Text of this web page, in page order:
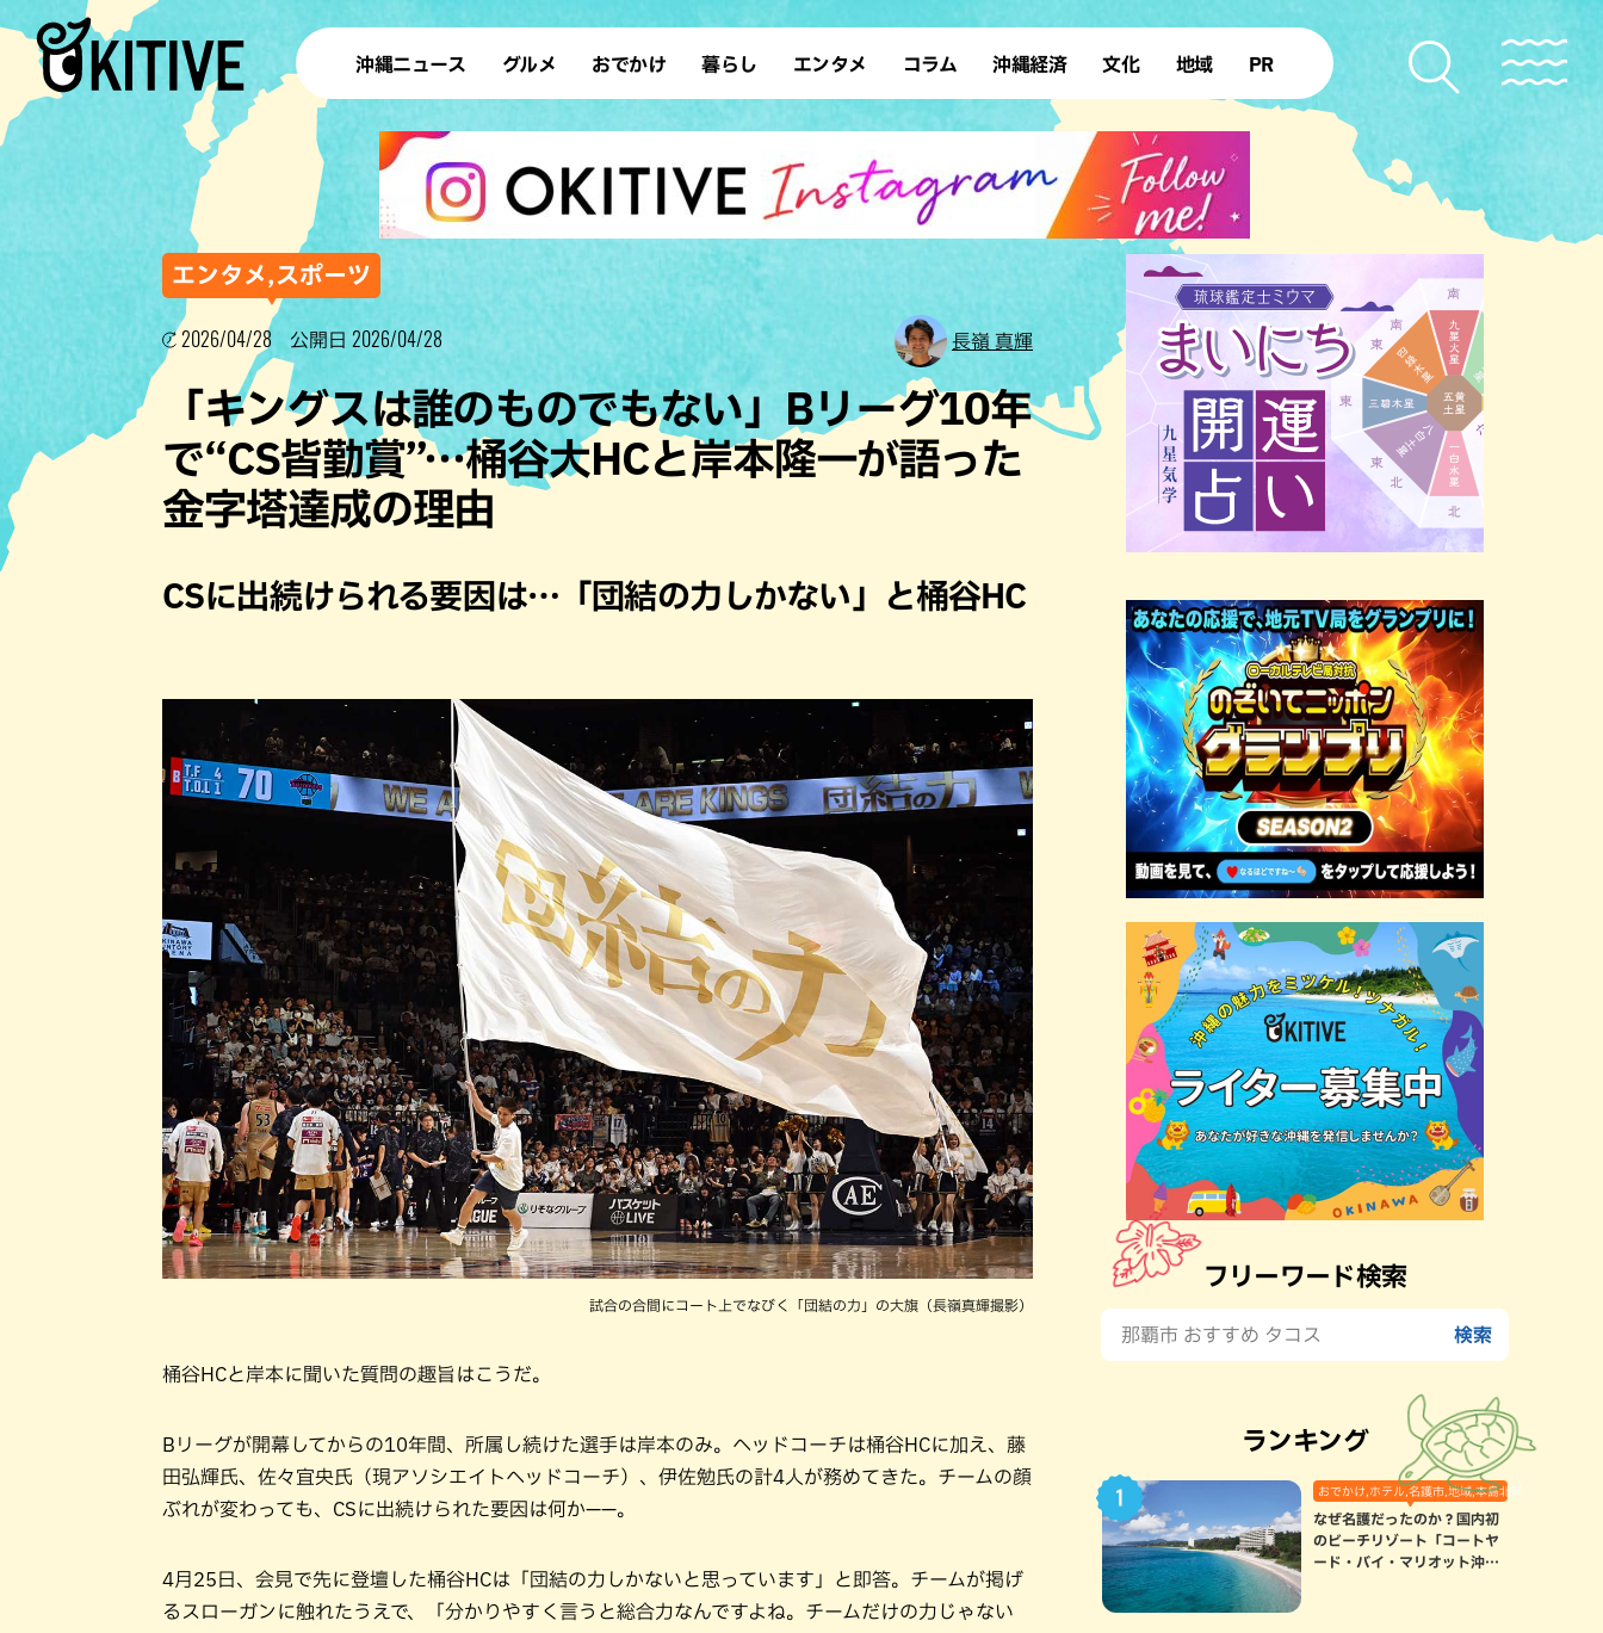
沖縄ニュース グルメ
ラーメン 沖縄そば
テイクアウト カフェ
すし・魚料理 和食・日本料理
沖縄料理 アジア・エスニック
イタリアン
フレンチ
ステーキ・焼肉 焼鳥・串料理
その他の肉料理 居酒屋・バー
ブッフェ・バイキング
ハンバーガー タコス・タコライス
おでかけ
デート ドライブ
散歩 ソロ活
レジャー
サウナ 公園
沖縄の海
暮らし
レシピ SDGs
ファッション ローカルニュース
沖縄移住 沖縄旧暦行事
エンタメ
スポーツ 占い
タレント・芸人 テレビ
コラム 沖縄経済 文化
復帰50年
地域
本島北部
本島南部 先島諸島
北部離島
PR
エンタメ,スポーツ
2026/04/28 公開日 2026/04/28 長嶺 真輝
「キングスは誰のものでもない」Bリーグ10年
で“CS皆勤賞”…桶谷大HCと岸本隆一が語った
金字塔達成の理由
CSに出続けられる要因は…「団結の力しかない」と桶谷HC
試合の合間にコート上でなびく「団結の力」の大旗（長嶺真輝撮影）
桶谷HCと岸本に聞いた質問の趣旨はこうだ。
Bリーグが開幕してからの10年間、所属し続けた選手は岸本のみ。ヘッドコーチは桶谷HCに加え、藤
田弘輝氏、佐々宜央氏（現アソシエイトヘッドコーチ）、伊佐勉氏の計4人が務めてきた。チームの顔
ぶれが変わっても、CSに出続けられた要因は何か——。
4月25日、会見で先に登壇した桶谷HCは「団結の力しかないと思っています」と即答。チームが掲げ
るスローガンに触れたうえで、「分かりやすく言うと総合力なんですよね。チームだけの力じゃない
フリーワード検索
ランキング
おでかけ,ホテル,名護市,地域,本島北部
なぜ名護だったのか？国内初
のビーチリゾート「コートヤ
ード・バイ・マリオット沖縄